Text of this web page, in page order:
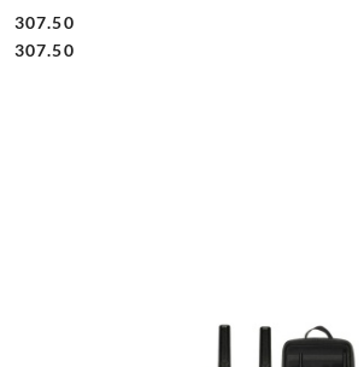
Cena:
307.50
Cena:
307.50